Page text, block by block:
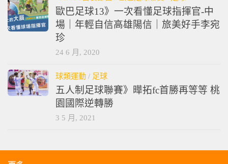
12 11 月, 2019
VAMOS自製節目/歐巴足球聯賽/足球
歐巴足球13》一次看懂足球指揮官-中
場｜年輕自信高雄陽信｜旅美好手李宛
珍
24 6 月, 2020
球類運動/足球
五人制足球聯賽》曄拓fc首勝再等等 桃
3 5 月, 2021